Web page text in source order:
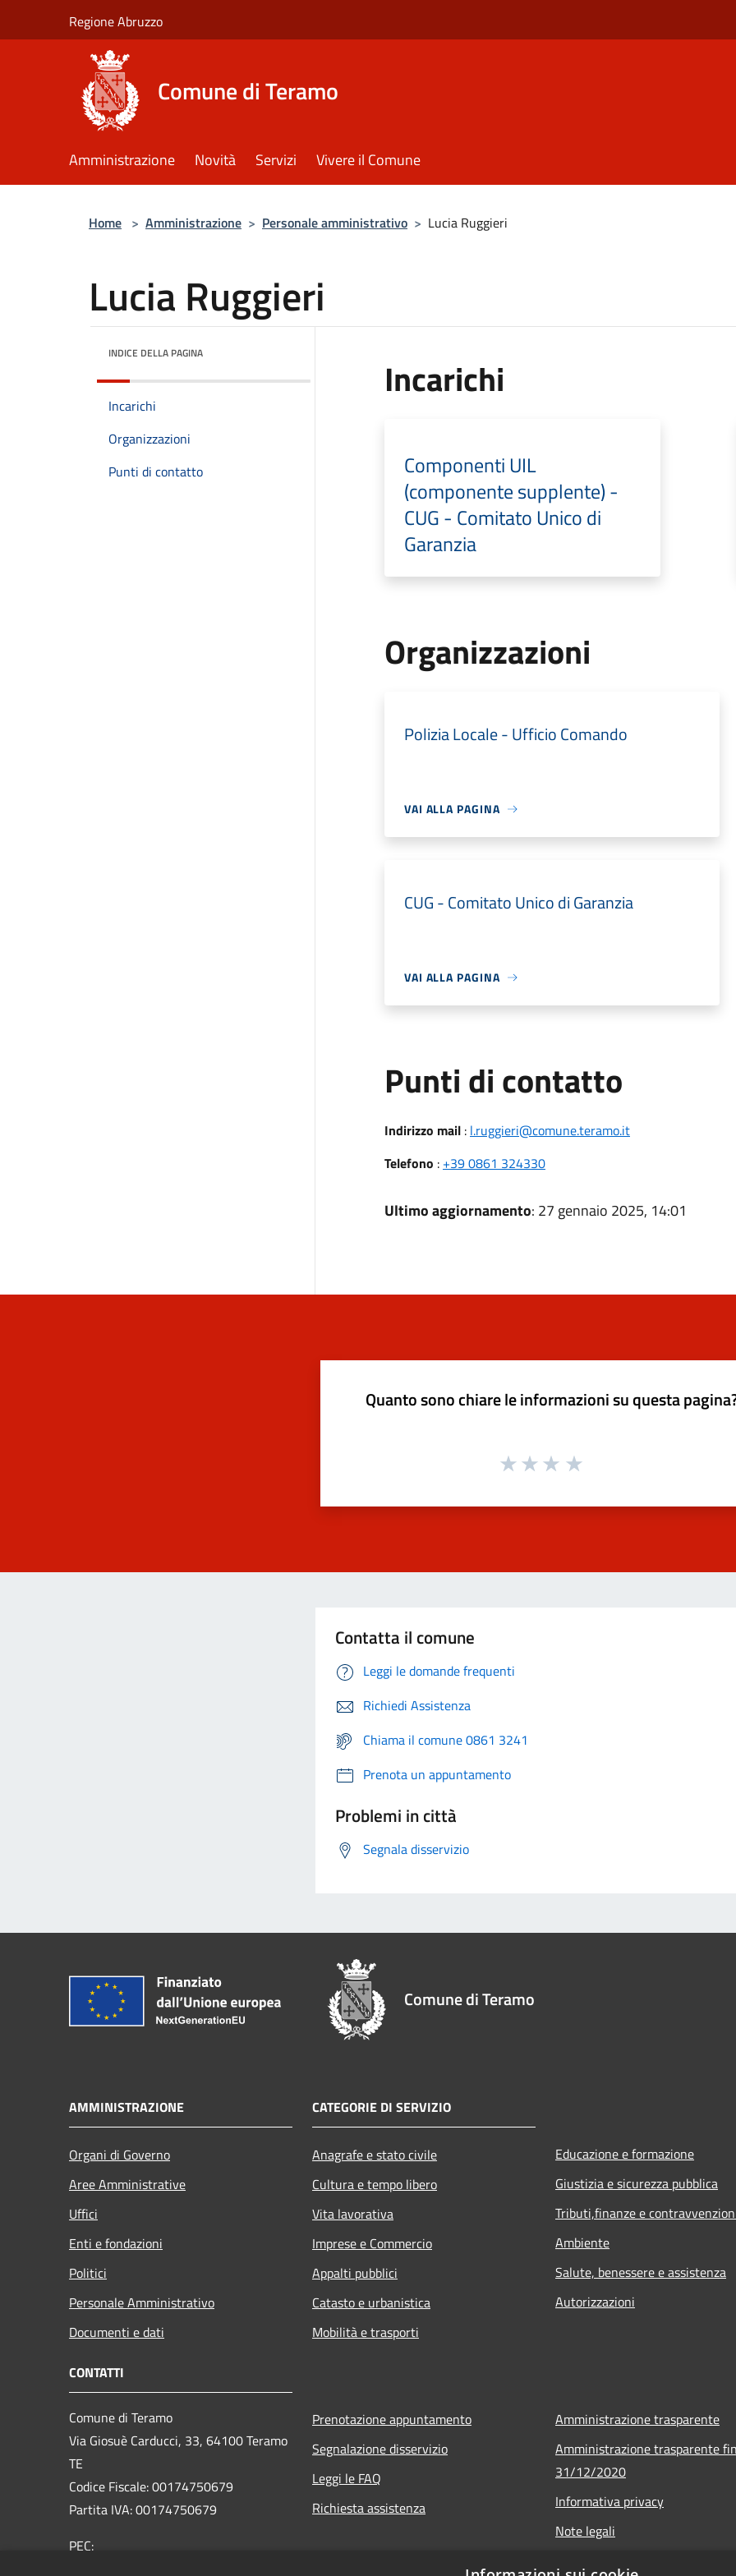
Regione Abruzzo
Comune di Teramo
Amministrazione Novità Servizi Vivere il Comune
Home > Amministrazione > Personale amministrativo > Lucia Ruggieri
Lucia Ruggieri
INDICE DELLA PAGINA
Incarichi
Organizzazioni
Punti di contatto
Incarichi
Componenti UIL
(componente supplente) -
CUG - Comitato Unico di
Garanzia
Organizzazioni
Polizia Locale - Ufficio Comando
VAI ALLA PAGINA
CUG - Comitato Unico di Garanzia
VAI ALLA PAGINA
Punti di contatto
Indirizzo mail: l.ruggieri@comune.teramo.it
Telefono : +39 0861 324330
Ultimo aggiornamento: 27 gennaio 2025, 14:01
Quanto sono chiare le informazioni su questa
Contatta il comune
Leggi le domande frequenti
Richiedi Assistenza
Chiama il comune 0861 3241
Prenota un appuntamento
Problemi in città
Segnala disservizio
Comune di Teramo
AMMINISTRAZIONE
Organi di Governo
Aree Amministrative
Uffici
Enti e fondazioni
Politici
Personale Amministrativo
Documenti e dati
CATEGORIE DI SERVIZIO
Anagrafe e stato civile
Cultura e tempo libero
Vita lavorativa
Imprese e Commercio
Appalti pubblici
Catasto e urbanistica
Mobilità e trasporti
Educazione e formazione
Giustizia e sicurezza pubblica
Tributi,finanze e
Ambiente
Salute, benessere e assistenza
Autorizzazioni
CONTATTI
Comune di Teramo
Via Giosuè Carducci, 33, 64100 Teramo
TE
Codice Fiscale: 00174750679
Partita IVA: 00174750679
PEC:
Prenotazione appuntamento
Segnalazione disservizio
Leggi le FAQ
Richiesta assistenza
Amministrazione trasparente
Amministrazione trasparente
31/12/2020
Informativa privacy
Note legali